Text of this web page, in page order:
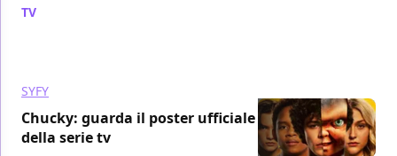
TV
SYFY
Chucky: guarda il poster ufficiale
della serie tv